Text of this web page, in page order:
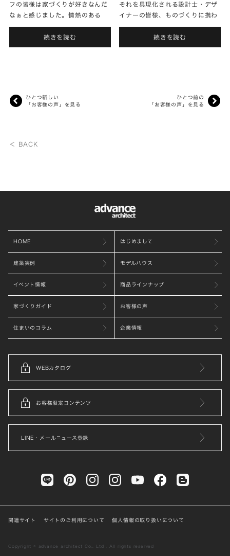
フの皆様は家づくりが好きなんだ
なぁと感じました。情熱のある
方々と家づくりができて良かった
です。こちらも愛情を持って暮ら
していきたいです。
続きを読む
それを具現化される設計士・デザ
イナーの皆様、ものづくりに携わ
る皆様、拡販される皆様、会社を
守る皆様、アドヴァンスアーキテ
クツらしさを貫き続けてくださ
続きを読む
ひとつ新しい
「お客様の声」を見る
ひとつ前の
「お客様の声」を見る
＜ BACK
HOME はじめまして
建築実例 モデルハウス
イベント情報 商品ラインナップ
家づくりガイド お客様の声
住まいのコラム 企業情報
WEBカタログ
お客様限定コンテンツ
LINE・メールニュース登録
関連サイト サイトのご利用について 個人情報の取り扱いについて
Copyright © advance architect Co., Ltd . All rights reserved